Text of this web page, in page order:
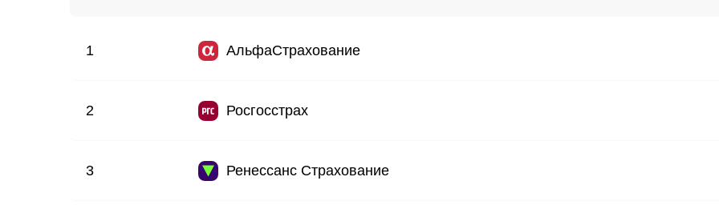
1 АльфаСтрахование
2 Росгосстрах
3 Ренессанс Страхование